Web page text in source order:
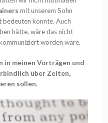
mit unserem Sohn
bedeuten könnte. Auch
hätte, wäre das nicht
worden wäre.
in meinen Vorträgen und
über Zeiten,
sollen.